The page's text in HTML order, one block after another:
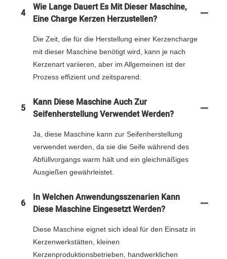
4
Wie Lange Dauert Es Mit Dieser Maschine,
Eine Charge Kerzen Herzustellen?
Die Zeit, die für die Herstellung einer Kerzencharge
mit dieser Maschine benötigt wird, kann je nach
Kerzenart variieren, aber im Allgemeinen ist der
Prozess effizient und zeitsparend.
5
Kann Diese Maschine Auch Zur
Seifenherstellung Verwendet Werden?
Ja, diese Maschine kann zur Seifenherstellung
verwendet werden, da sie die Seife während des
Abfüllvorgangs warm hält und ein gleichmäßiges
Ausgießen gewährleistet.
6
In Welchen Anwendungsszenarien Kann
Diese Maschine Eingesetzt Werden?
Diese Maschine eignet sich ideal für den Einsatz in
Kerzenwerkstätten, kleinen
Kerzenproduktionsbetrieben, handwerklichen